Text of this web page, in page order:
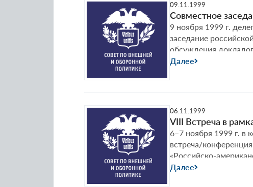
09.11.1999
Совместное
9 ноября 1999 г.
заседание
обсуждения
Далее
06.11.1999
VIII Встреча в
6–7 ноября 1999 г. в
встреча/
«Российско-
Далее